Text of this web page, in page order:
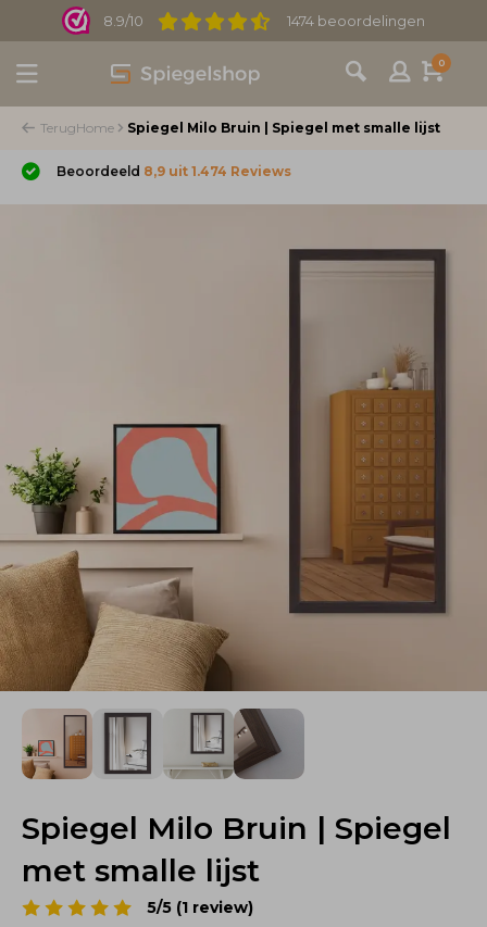
8.9/10 1474 beoordelingen
0
TerugHome Spiegel Milo Bruin | Spiegel met smalle lijst
Beoordeeld 8,9 uit 1.474 Reviews
Spiegel Milo Bruin | Spiegel
met smalle lijst
5/5 (1 review)